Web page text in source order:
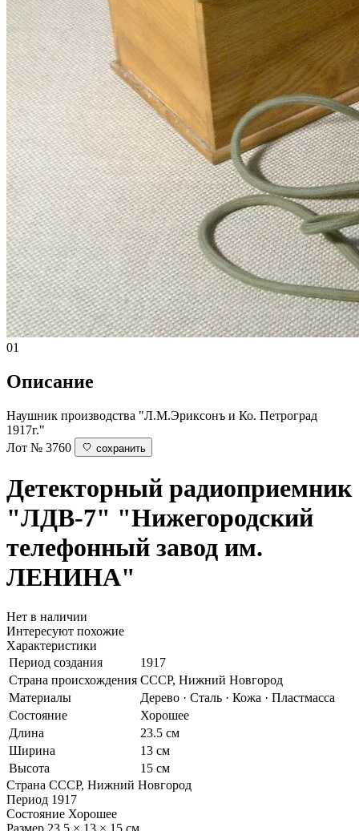
01
Описание
Наушник производства "Л.М.Эриксонъ и Ко. Петроград
1917г."
Лот № 3760
сохранить
Детекторный радиоприемник
"ЛДВ-7" "Нижегородский
телефонный завод им.
ЛЕНИНА"
Нет в наличии
Интересуют похожие
Характеристики
Период создания
1917
Страна происхождения СССР, Нижний Новгород
Материалы
Дерево · Сталь · Кожа · Пластмасса
Состояние
Хорошее
Длина
23.5 см
Ширина
13 см
Высота
15 см
Страна СССР, Нижний Новгород
Период 1917
Состояние Хорошее
Размер 23.5 × 13 × 15 см